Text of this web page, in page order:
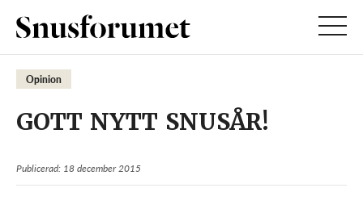
Opinion
GOTT NYTT SNUSÅR!
Publicerad: 18 december 2015